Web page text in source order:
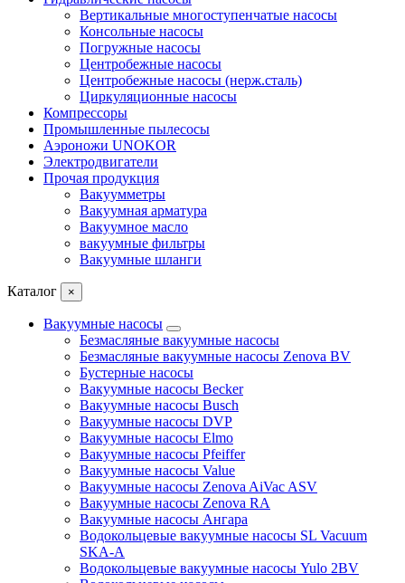
Вертикальные многоступенчатые насосы
Консольные насосы
Погружные насосы
Центробежные насосы
Центробежные насосы (нерж.сталь)
Циркуляционные насосы
Компрессоры
Промышленные пылесосы
Аэроножи UNOKOR
Электродвигатели
Прочая продукция
Вакуумметры
Вакуумная арматура
Вакуумное масло
вакуумные фильтры
Вакуумные шланги
Каталог ×
Вакуумные насосы
Безмасляные вакуумные насосы
Безмасляные вакуумные насосы Zenova BV
Бустерные насосы
Вакуумные насосы Becker
Вакуумные насосы Busch
Вакуумные насосы DVP
Вакуумные насосы Elmo
Вакуумные насосы Pfeiffer
Вакуумные насосы Value
Вакуумные насосы Zenova AiVac ASV
Вакуумные насосы Zenova RA
Вакуумные насосы Ангара
Водокольцевые вакуумные насосы SL Vacuum
SKA-A
Водокольцевые вакуумные насосы Yulo 2BV